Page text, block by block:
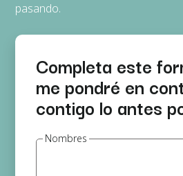
pasando.
Completa este
me pondré en
contigo lo antes
Nombres